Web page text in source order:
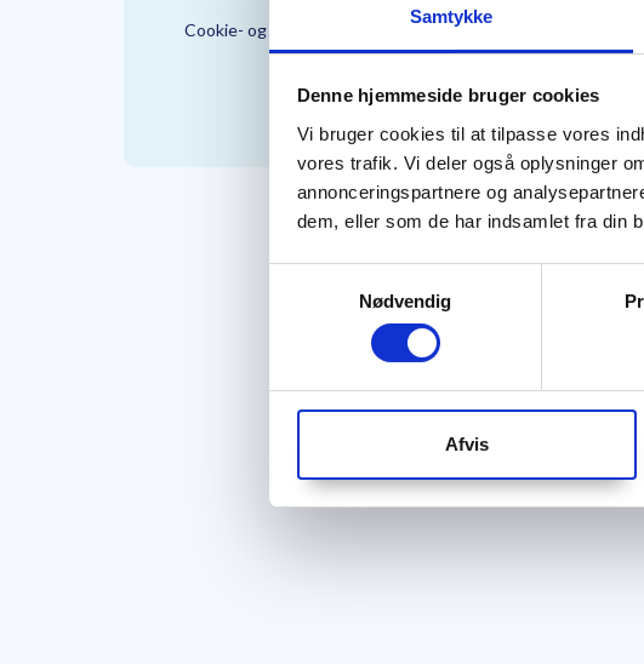
Samtykke
Denne hjemmeside bruger cookies
Vi bruger cookies til at tilpasse vores
vores trafik. Vi deler også oplysninger
annonceringspartnere og
dem, eller som de har indsamlet fra din
Nødvendig
Afvis
Cookie- og Persondatapolitik